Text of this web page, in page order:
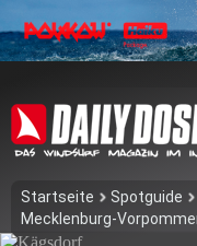
Startseite Spotguide
Mecklenburg-